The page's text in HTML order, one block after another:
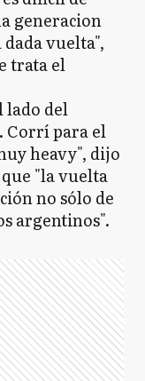
generacion
vuelta",
trata el
lado del
Corrí para el
heavy", dijo
"la vuelta
no sólo de
argentinos".